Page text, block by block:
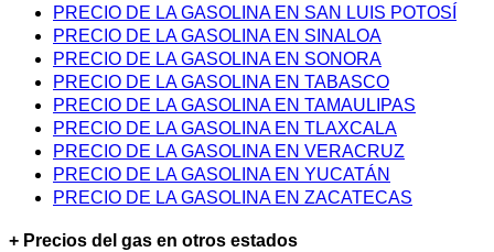
PRECIO DE LA GASOLINA EN SAN LUIS POTOSÍ
PRECIO DE LA GASOLINA EN SINALOA
PRECIO DE LA GASOLINA EN SONORA
PRECIO DE LA GASOLINA EN TABASCO
PRECIO DE LA GASOLINA EN TAMAULIPAS
PRECIO DE LA GASOLINA EN TLAXCALA
PRECIO DE LA GASOLINA EN VERACRUZ
PRECIO DE LA GASOLINA EN YUCATÁN
PRECIO DE LA GASOLINA EN ZACATECAS
+ Precios del gas en otros estados